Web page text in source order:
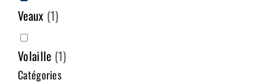
Veaux (1)
Volaille (1)
Catégories